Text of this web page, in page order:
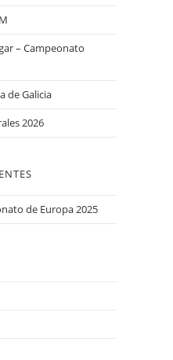
– Campeonato
de Galicia
2026
de Europa 2025